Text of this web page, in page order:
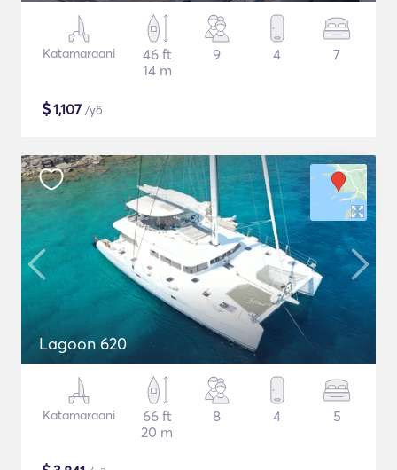
Katamaraani
46 ft
14 m
9 4 7
$1,107 /yö
Lagoon 620
Katamaraani
66 ft
20 m
8 4 5